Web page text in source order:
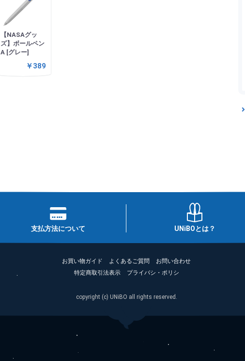
【NASAグッ
ズ】ボールペン
A [グレー]
￥389
支払方法について UNiBOとは？
お買い物ガイド よくあるご質問
お問い合わせ
特定商取引法表示
プライバシ・ポリシ
copyright (c) UNiBO all rights reserved.